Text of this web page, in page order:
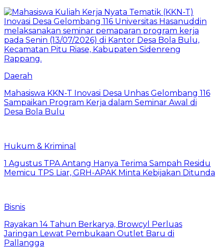
Daerah
Mahasiswa KKN-T Inovasi Desa Unhas Gelombang 116
Sampaikan Program Kerja dalam Seminar Awal di
Desa Bola Bulu
Hukum & Kriminal
1 Agustus TPA Antang Hanya Terima Sampah Residu
Memicu TPS Liar, GRH-APAK Minta Kebijakan Ditunda
Bisnis
Rayakan 14 Tahun Berkarya, Browcyl Perluas
Jaringan Lewat Pembukaan Outlet Baru di
Pallangga